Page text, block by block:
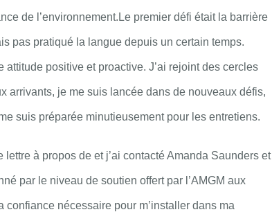
de l’environnement. Le premier défi était la barrière
pas pratiqué la langue depuis un certain temps.
attitude positive et proactive. J’ai rejoint des cercles
arrivants, je me suis lancée dans de nouveaux défis,
suis préparée minutieusement pour les entretiens.
lettre à propos deet j’ai contacté Amanda Saunders et
par le niveau de soutien offert par l’AMGM aux
confiance nécessaire pour m’installer dans ma